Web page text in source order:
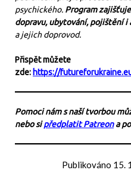
psychického. Program
dopravu, ubytování, pojištění
a jejich doprovod.
Přispět můžete
zde: https://
Pomoci nám s naší tvorbou
nebo sipředplatit Patreona
Publikováno 15.